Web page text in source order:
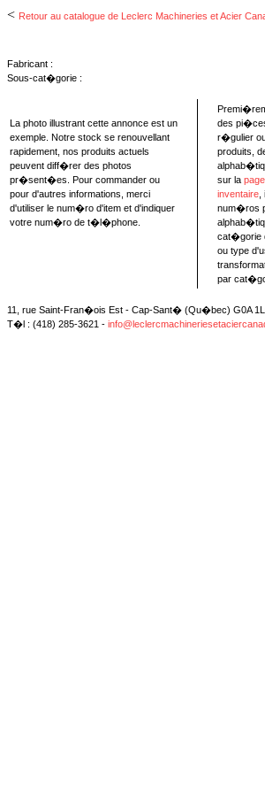
< Retour au catalogue de Leclerc Machineries et Acier
Fabricant :
Sous-cat�gorie :
La photo illustrant cette annonce est un
exemple. Notre stock se renouvellant
rapidement, nos produits actuels
peuvent diff�rer des photos
pr�sent�es. Pour commander ou
pour d'autres informations, merci
d'utiliser le num�ro d'item et d'indiquer
votre num�ro de t�l�phone.
des
r�gulier
produits,
sur la
inventaire
num�ros
cat�gorie
ou type
par
11, rue Saint-Fran�ois Est - Cap-Sant� (Qu�bec) G0A
T�l : (418) 285-3621 -